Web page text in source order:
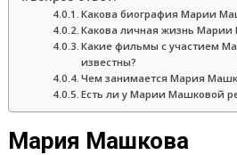
Какова биография Марии
Какова личная жизнь
Какие фильмы с участием
известны?
Чем занимается Мария
Есть ли у Марии Машковой
Мария Машкова